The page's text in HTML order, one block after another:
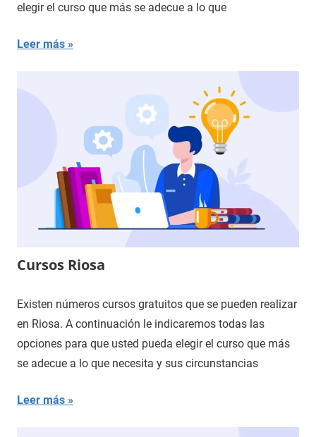
elegir el curso que más se adecue a lo que
Leer más
Cursos Riosa
Existen números cursos gratuitos que se pueden realizar
en Riosa. A continuación le indicaremos todas las
opciones para que usted pueda elegir el curso que más
se adecue a lo que necesita y sus circunstancias
Leer más